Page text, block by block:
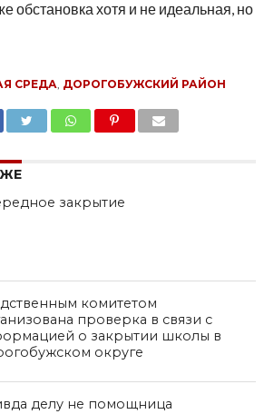
обстановка хотя и не идеальная, но
СРЕДА, ДОРОГОБУЖСКИЙ РАЙОН
закрытие
комитетом
проверка в связи с
о закрытии школы в
округе
делу не помощница